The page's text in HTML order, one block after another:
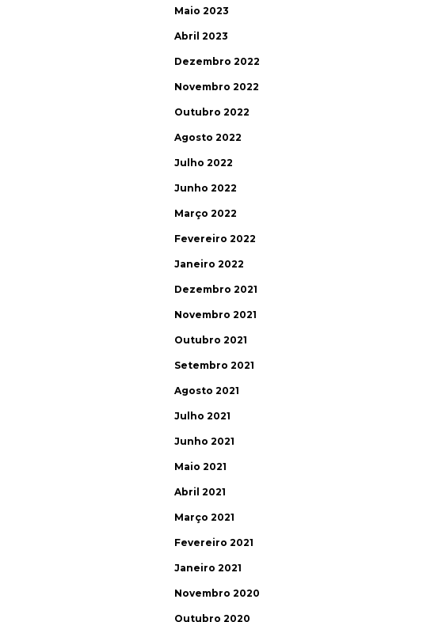
Maio 2023
Abril 2023
Dezembro 2022
Novembro 2022
Outubro 2022
Agosto 2022
Julho 2022
Junho 2022
Março 2022
Fevereiro 2022
Janeiro 2022
Dezembro 2021
Novembro 2021
Outubro 2021
Setembro 2021
Agosto 2021
Julho 2021
Junho 2021
Maio 2021
Abril 2021
Março 2021
Fevereiro 2021
Janeiro 2021
Novembro 2020
Outubro 2020